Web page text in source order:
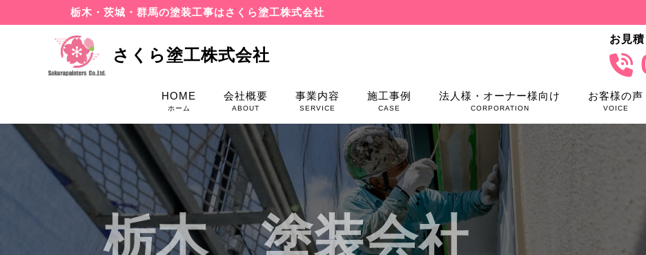
栃木・茨城・群馬の塗装工事はさくら塗工株式会社
さくら塗工株式会社
お見
HOME
ホーム
会社概要
ABOUT
事業内容
SERVICE
施工事例
CASE
法人様・オーナー様向け
CORPORATION
お客様の声
VOICE
栃木 塗装会社